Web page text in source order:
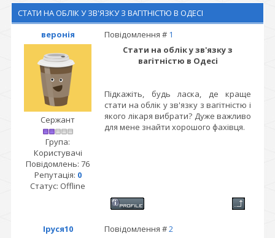
СТАТИ НА ОБЛІК У ЗВ'ЯЗКУ З ВАГІТНІСТЮ В ОДЕСІ
веронія
Повідомлення # 1
Сержант
Група:
Користувачі
Повідомлень: 76
Репутація: 0
Статус: Offline
Стати на облік у зв'язку з
вагітністю в Одесі
Підкажіть, будь ласка, де краще
стати на облік у зв'язку з вагітністю і
якого лікаря вибрати? Дуже важливо
для мене знайти хорошого фахівця.
Іруся10 Повідомлення #2